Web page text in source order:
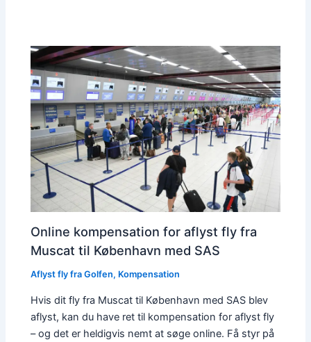
Online kompensation for aflyst fly fra
Muscat til København med SAS
Aflyst fly fra Golfen, Kompensation
Hvis dit fly fra Muscat til København med SAS blev
aflyst, kan du have ret til kompensation for aflyst fly
– og det er heldigvis nemt at søge online. Få styr på